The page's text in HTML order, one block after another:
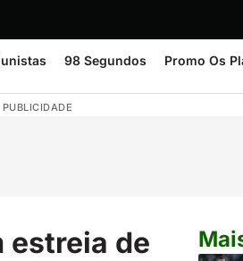
98 Segundos Promo Os
PUBLICIDADE
estreia de